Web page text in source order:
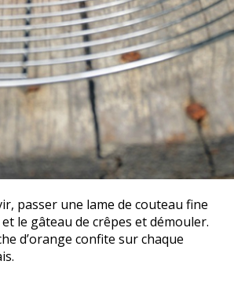
passer une lame de couteau fine
le gâteau de crêpes et démouler.
d’orange confite sur chaque